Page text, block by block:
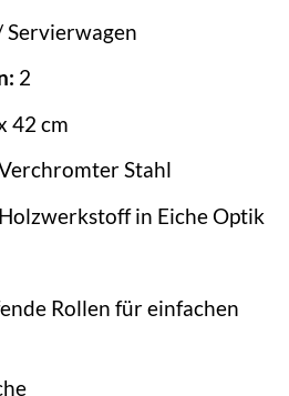
Servierwagen
2
42 cm
Stahl
Holzwerkstoff in Eiche Optik
Rollen für einfachen